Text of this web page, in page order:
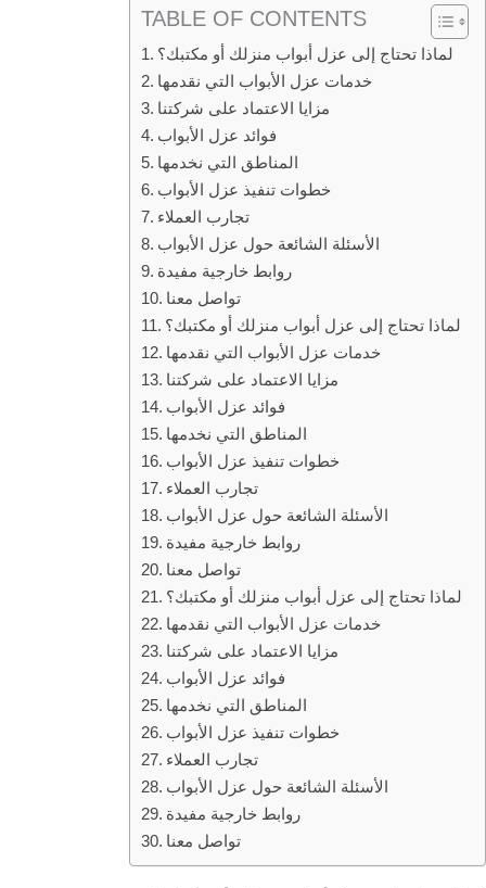
TABLE OF CONTENTS
لماذا تحتاج إلى عزل أبواب منزلك أو مكتبك؟
خدمات عزل الأبواب التي نقدمها
مزايا الاعتماد على شركتنا
فوائد عزل الأبواب
المناطق التي نخدمها
خطوات تنفيذ عزل الأبواب
تجارب العملاء
الأسئلة الشائعة حول عزل الأبواب
روابط خارجية مفيدة
تواصل معنا
لماذا تحتاج إلى عزل أبواب منزلك أو مكتبك؟
خدمات عزل الأبواب التي نقدمها
مزايا الاعتماد على شركتنا
فوائد عزل الأبواب
المناطق التي نخدمها
خطوات تنفيذ عزل الأبواب
تجارب العملاء
الأسئلة الشائعة حول عزل الأبواب
روابط خارجية مفيدة
تواصل معنا
لماذا تحتاج إلى عزل أبواب منزلك أو مكتبك؟
خدمات عزل الأبواب التي نقدمها
مزايا الاعتماد على شركتنا
فوائد عزل الأبواب
المناطق التي نخدمها
خطوات تنفيذ عزل الأبواب
تجارب العملاء
الأسئلة الشائعة حول عزل الأبواب
روابط خارجية مفيدة
تواصل معنا